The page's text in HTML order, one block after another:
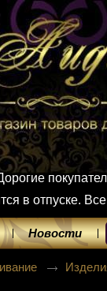
в отпуске.
Новости